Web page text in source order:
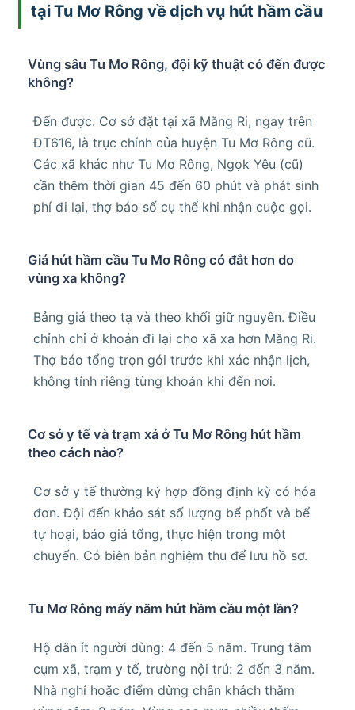
tại Tu Mơ Rông về dịch vụ hút hầm cầu
Vùng sâu Tu Mơ Rông, đội kỹ thuật có đến được
không?
Đến được. Cơ sở đặt tại xã Măng Ri, ngay trên
ĐT616, là trục chính của huyện Tu Mơ Rông cũ.
Các xã khác như Tu Mơ Rông, Ngọk Yêu (cũ)
cần thêm thời gian 45 đến 60 phút và phát sinh
phí đi lại, thợ báo số cụ thể khi nhận cuộc gọi.
Giá hút hầm cầu Tu Mơ Rông có đắt hơn do
vùng xa không?
Bảng giá theo tạ và theo khối giữ nguyên. Điều
chỉnh chỉ ở khoản đi lại cho xã xa hơn Măng Ri.
Thợ báo tổng trọn gói trước khi xác nhận lịch,
không tính riêng từng khoản khi đến nơi.
Cơ sở y tế và trạm xá ở Tu Mơ Rông hút hầm
theo cách nào?
Cơ sở y tế thường ký hợp đồng định kỳ có hóa
đơn. Đội đến khảo sát số lượng bể phốt và bể
tự hoại, báo giá tổng, thực hiện trong một
chuyến. Có biên bản nghiệm thu để lưu hồ sơ.
Tu Mơ Rông mấy năm hút hầm cầu một lần?
Hộ dân ít người dùng: 4 đến 5 năm. Trung tâm
cụm xã, trạm y tế, trường nội trú: 2 đến 3 năm.
Nhà nghỉ hoặc điểm dừng chân khách thăm